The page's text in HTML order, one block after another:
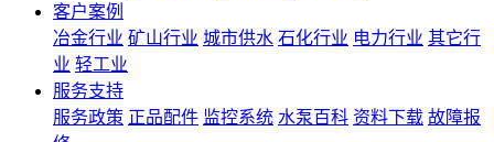
客户案例
冶金行业 矿山行业 城市供水 石化行业 电力行业 其它行
业 轻工业
服务支持
服务政策 正品配件 监控系统 水泵百科 资料下载 故障报